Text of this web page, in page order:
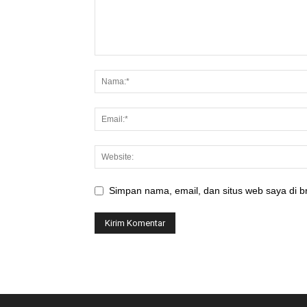
Simpan nama, email, dan situs web saya di